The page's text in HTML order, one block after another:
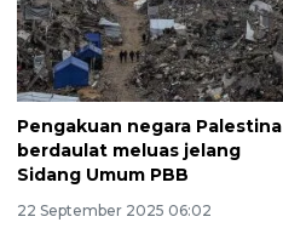
Pengakuan negara Palestina
berdaulat meluas jelang
Sidang Umum PBB
22 September 2025 06:02